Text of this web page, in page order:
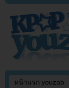
หน้าแรก youzab